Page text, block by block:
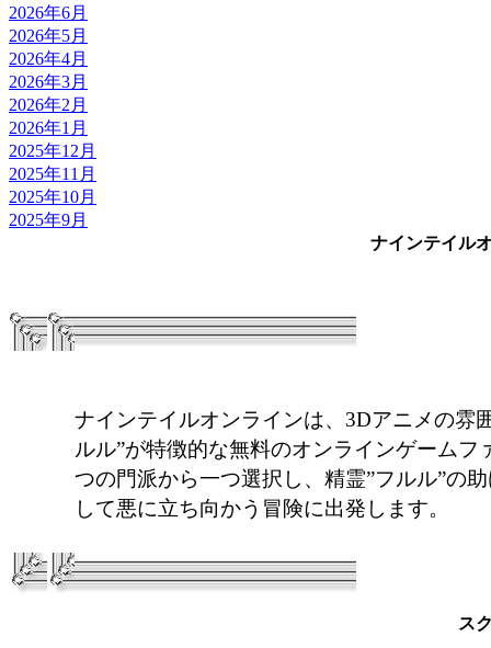
2026年6月
2026年5月
2026年4月
2026年3月
2026年2月
2026年1月
2025年12月
2025年11月
2025年10月
2025年9月
ナインテイル
ナインテイルオンラインは、3Dアニメの雰
ルル”が特徴的な無料のオンラインゲーム
つの門派から一つ選択し、精霊”フルル”の
して悪に立ち向かう冒険に出発します。
ス